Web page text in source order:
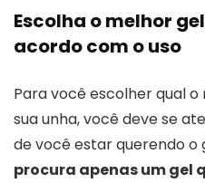
Escolha o melhor
acordo com o uso
Para você escolher qual
sua unha, você deve se
de você estar querendo o
procura apenas um gel